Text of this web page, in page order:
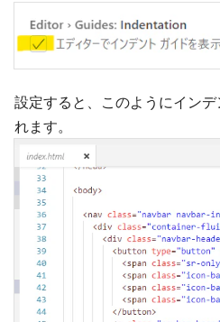
設定すると、このようにイン
れます。